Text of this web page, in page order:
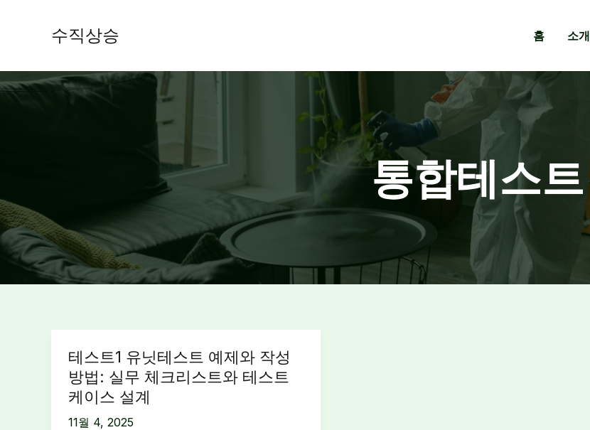
건
수직상승 홈 소개
통합테스트
테스트1 유닛테스트 예제와 작성
방법: 실무 체크리스트와 테스트
케이스 설계
11월 4, 2025